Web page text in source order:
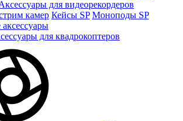
для видеорекордеров
камер Кейсы SP Моноподы SP
для квадрокоптеров